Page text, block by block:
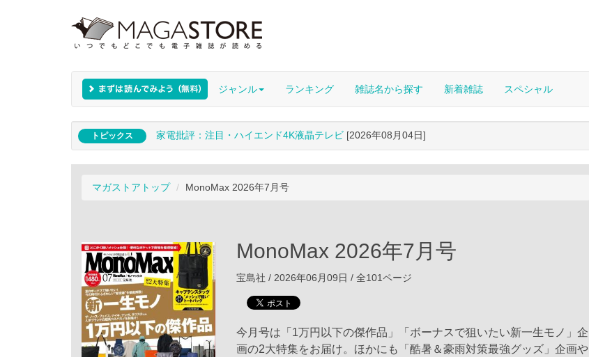
ジャンル ランキング 雑誌名から探す 新着雑誌 スペシャル
トピックス 家電批評：注目・ハイエンド4K液晶テレビ [2026年08月04日]
マガストアトップ MonoMax 2026年7月号
MonoMax 2026年7月号
宝島社 / 2026年06月09日 / 全101ページ
今月号は「1万円以下の傑作品」「ボーナスで狙いたい新一生モノ」企
画の2大特集をお届け。ほかにも「酷暑＆豪雨対策最強グッズ」企画や